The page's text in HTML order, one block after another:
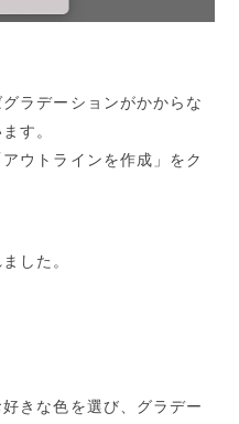
ラデーションがかからな
す。
ウトラインを作成」をク
した。
きな色を選び、グラデー